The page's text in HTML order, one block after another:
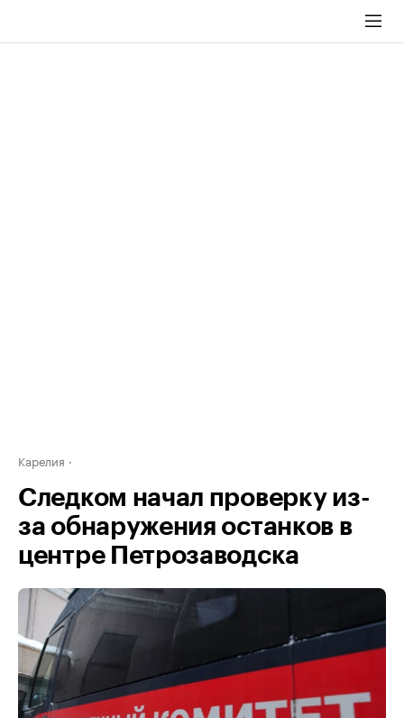
Карелия
Следком начал проверку из-
за обнаружения останков в
центре Петрозаводска